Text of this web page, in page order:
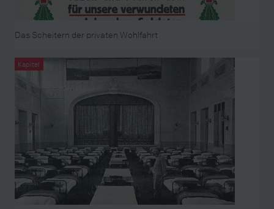
Das Scheitern der privaten Wohlfahrt
Kapitel